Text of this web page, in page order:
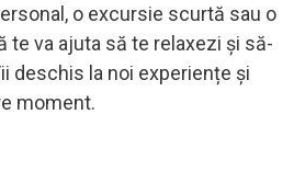
o excursie scurtă sau o
te va ajuta să te relaxezi și să-
deschis la noi experiențe și
moment.